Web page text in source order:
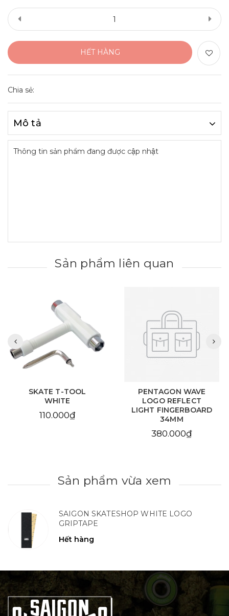
HẾT HÀNG
Chia sẻ:
Mô tả
Thông tin sản phẩm đang được cập nhật
Sản phẩm liên quan
SKATE T-TOOL
WHITE
110.000₫
PENTAGON WAVE
LOGO REFLECT
LIGHT FINGERBOARD
34MM
380.000₫
Sản phẩm vừa xem
SAIGON SKATESHOP WHITE LOGO
GRIPTAPE
Hết hàng